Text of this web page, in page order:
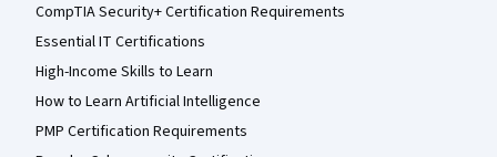
CompTIA Security+ Certification Requirements
Essential IT Certifications
High-Income Skills to Learn
How to Learn Artificial Intelligence
PMP Certification Requirements